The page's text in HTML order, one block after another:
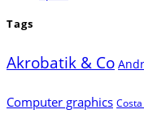
Tags
Akrobatik & Co
Computer graphics Costa